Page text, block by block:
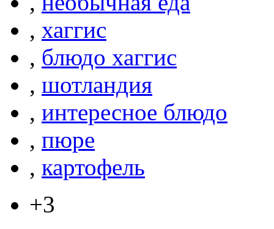
, хаггис
, блюдо хаггис
, шотландия
, интересное блюдо
, пюре
, картофель
+3